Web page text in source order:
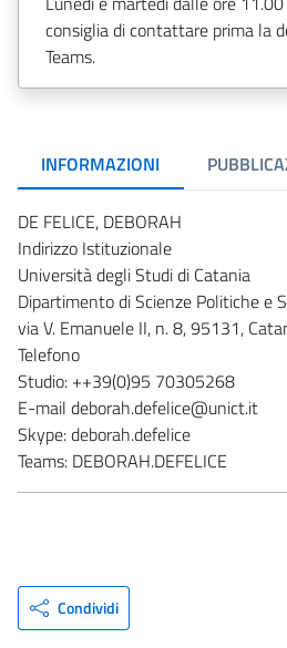
consiglia di contattare prima la
Teams.
INFORMAZIONI
DE FELICE, DEBORAH
Indirizzo Istituzionale
Università degli Studi di Catania
Dipartimento di Scienze Politiche e
via V. Emanuele II, n. 8, 95131,
Telefono
Studio: ++39(0)95 70305268
E-mail deborah.defelice@unict.it
Skype: deborah.defelice
Teams: DEBORAH.DEFELICE
Condividi